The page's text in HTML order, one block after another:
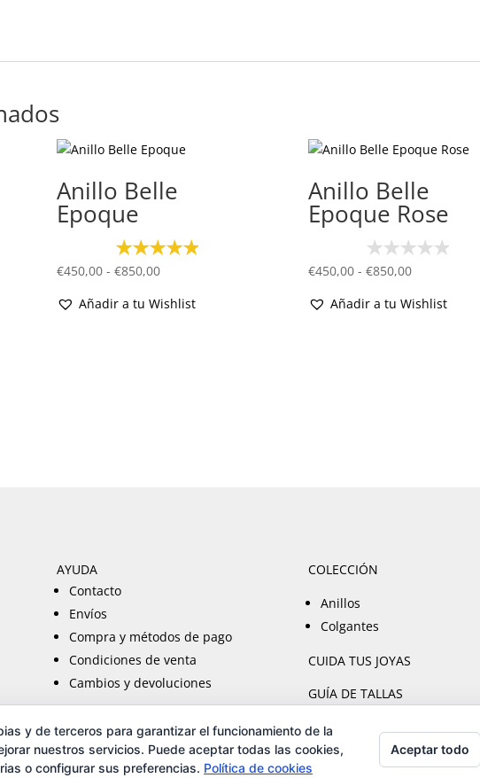
Anillo Belle
Epoque
€450,00 - €850,00Rango
precios:
Añadir a tu Wishlist
Anillo Belle
Epoque Rose
€450,00 - €850,00Rango
precios:
Añadir a tu Wishlist
AYUDA
Contacto
Envíos
Compra y métodos de pago
Condiciones de venta
Cambios y devoluciones
COLECCIÓN
Anillos
Colgantes
CUIDA TUS JOYAS
GUÍA DE TALLAS
y de terceros para garantizar el funcionamiento de la
nuestros servicios. Puede aceptar todas las cookies,
o configurar sus preferencias. Política de cookies
Aceptar todo